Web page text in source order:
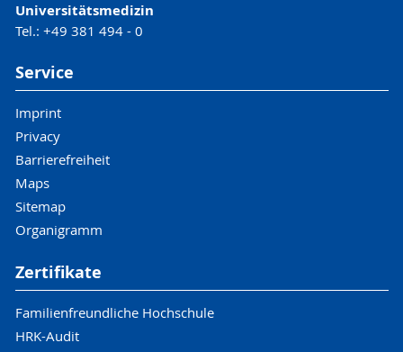
Universitätsmedizin
Tel.: +49 381 494 - 0
Service
Imprint
Privacy
Barrierefreiheit
Maps
Sitemap
Organigramm
Zertifikate
Familienfreundliche Hochschule
HRK-Audit